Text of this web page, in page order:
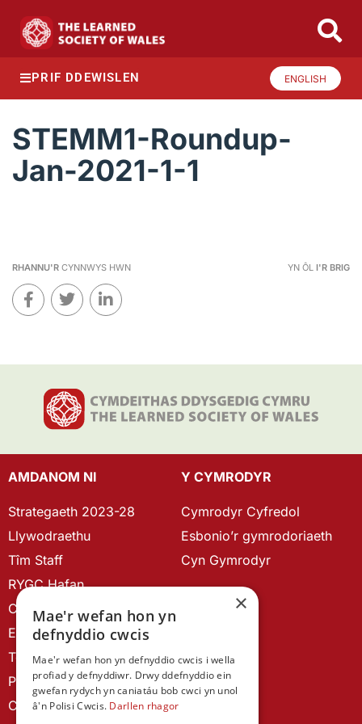
PRIF DDEWISLEN ENGLISH
STEMM1-Roundup-
Jan-2021-1-1
RHANNU'R CYNNWYS HWN YN ÔL I'R BRIG
AMDANOM NI
Strategaeth 2023-28
Llywodraethu
Tîm Staff
RYGC Hafan
Canllawiau brandio
Ein Hanes
Telerau ac Amodau
Polisi Preifatrwydd
Cysylltu â ni
Y CYMRODYR
Cymrodyr Cyfredol
Esbonio’r gymrodoriaeth
Cyn Gymrodyr
×
Mae'r wefan hon yn
defnyddio cwcis
Mae'r wefan hon yn defnyddio cwcis i wella
profiad y defnyddiwr. Drwy ddefnyddio ein
gwefan rydych yn caniatáu bob cwci yn unol
â'n Polisi Cwcis. Darllen rhagor